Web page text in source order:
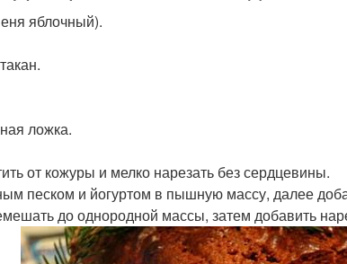
яблочный).
ложка.
от кожуры и мелко нарезать без сердцевины.
песком и йогуртом в пышную массу, далее
до однородной массы, затем добавить